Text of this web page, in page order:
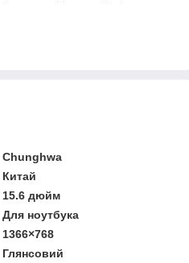
Chunghwa
Китай
15.6 дюйм
Для ноутбука
1366×768
Глянсовий